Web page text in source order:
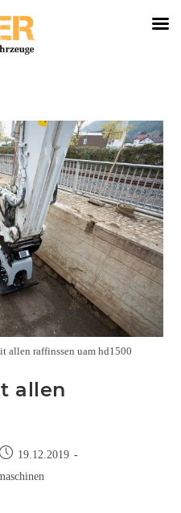
allen raffinssen uam hd1500
allen
19.12.2019